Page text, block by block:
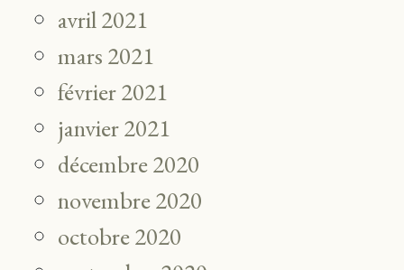
avril 2021
mars 2021
février 2021
janvier 2021
décembre 2020
novembre 2020
octobre 2020